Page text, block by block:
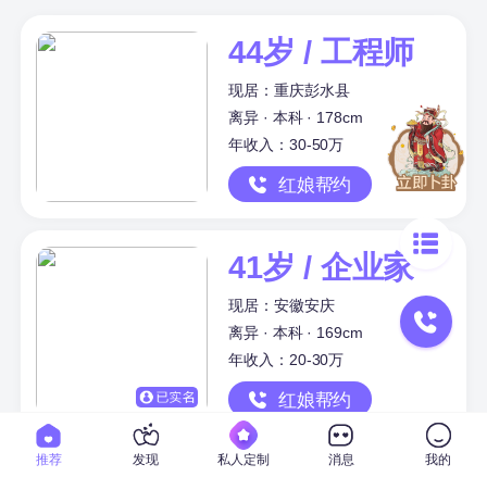
44岁 / 工程师
现居：重庆彭水县
离异 · 本科 · 178cm
年收入：30-50万
红娘帮约
41岁 / 企业家
现居：安徽安庆
离异 · 本科 · 169cm
年收入：20-30万
红娘帮约
推荐 发现 私人定制 消息 我的